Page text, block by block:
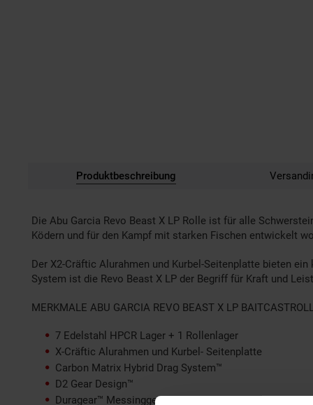
Produktbeschreibung
Die Abu Garcia Revo Beast X LP Rolle ist für alle
Ködern und für den Kampf mit starken Fischen entwickelt
Der X2-Cräftic Alurahmen und Kurbel-Seitenplatte bieten
System ist die Revo Beast X LP der Begriff für Kraft und
MERKMALE ABU GARCIA REVO BEAST X LP
7 Edelstahl HPCR Lager + 1 Rollenlager
X-Cräftic Alurahmen und Kurbel- Seitenplatte
Carbon Matrix Hybrid Drag System™
D2 Gear Design™
Duragear™ Messinggetriebe